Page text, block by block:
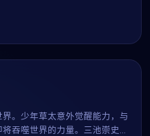
。少年草太意外觉醒能力，与
吞噬世界的力量。三池崇史的